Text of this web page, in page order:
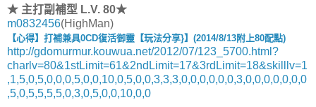
★ 主打副補型 L.V. 80★
m0832456(HighMan)
【心得】打補兼具0CD復活御靈【玩法分享}】(2014/8/13附上80配點)
http://gdomurmur.kouwua.net/2012/07/123_5700.html?
charlv=80&1stLimit=61&2ndLimit=17&3rdLimit=18&skilllv=1
,1,5,0,5,0,0,0,5,0,0,10,0,5,0,0,3,3,3,0,0,0,0,0,0,3,0,0,0,0,0,0,0
,5,0,5,5,5,5,0,3,0,5,0,0,10,0,0